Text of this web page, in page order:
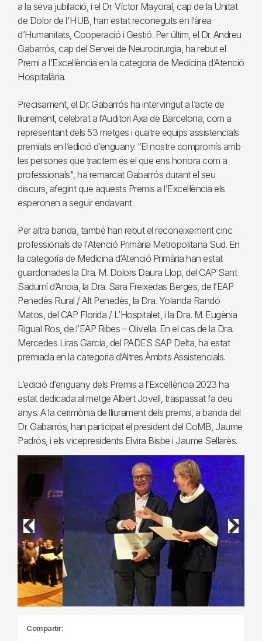
a la seva jubilació, i el Dr. Víctor Mayoral, cap de la Unitat
de Dolor de l'HUB, han estat reconeguts en l’àrea
d’Humanitats, Cooperació i Gestió. Per últim, el Dr. Andreu
Gabarrós, cap del Servei de Neurocirurgia, ha rebut el
Premi a l’Excel·lència en la categoria de Medicina d’Atenció
Hospitalària.
Precisament, el Dr. Gabarrós ha intervingut a l’acte de
lliurement, celebrat a l’Auditori Axa de Barcelona, com a
representant dels 53 metges i quatre equips assistencials
premiats en l’edició d’enguany. “El nostre compromís amb
les persones que tractem és el que ens honora com a
professionals", ha remarcat Gabarrós durant el seu
discurs, afegint que aquests Premis a l’Excel·lència els
esperonen a seguir endavant.
Per altra banda, també han rebut el reconeixement cinc
professionals de l'Atenció Primària Metropolitana Sud. En
la categoría de Medicina d’Atenció Primària han estat
guardonades la Dra. M. Dolors Daura Llop, del CAP Sant
Sadurní d’Anoia, la Dra. Sara Freixedas Berges, de l’EAP
Penedès Rural / Alt Penedès, la Dra. Yolanda Randó
Matos, del CAP Florida / L’Hospitalet, i la Dra. M. Eugènia
Rigual Ros, de l’EAP Ribes – Olivella. En el cas de la Dra.
Mercedes Liras García, del PADES SAP Delta, ha estat
premiada en la categoria d’Altres Àmbits Assistencials.
L’edició d’enguany dels Premis a l’Excel·lència 2023 ha
estat dedicada al metge Albert Jovell, traspassat fa deu
anys. A la cerimònia de lliurament dels premis, a banda del
Dr. Gabarrós, han participat el president del CoMB, Jaume
Padrós, i els vicepresidents Elvira Bisbe i Jaume Sellarès.
Previous Next
Compartir: